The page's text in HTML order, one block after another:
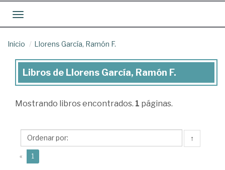
Toggle navigation
Inicio Llorens García, Ramón F.
Libros
Llorens
Ramón
F.
Libros de Llorens García, Ramón F.
Mostrando libros encontrados. 1 páginas.
↑
« 1